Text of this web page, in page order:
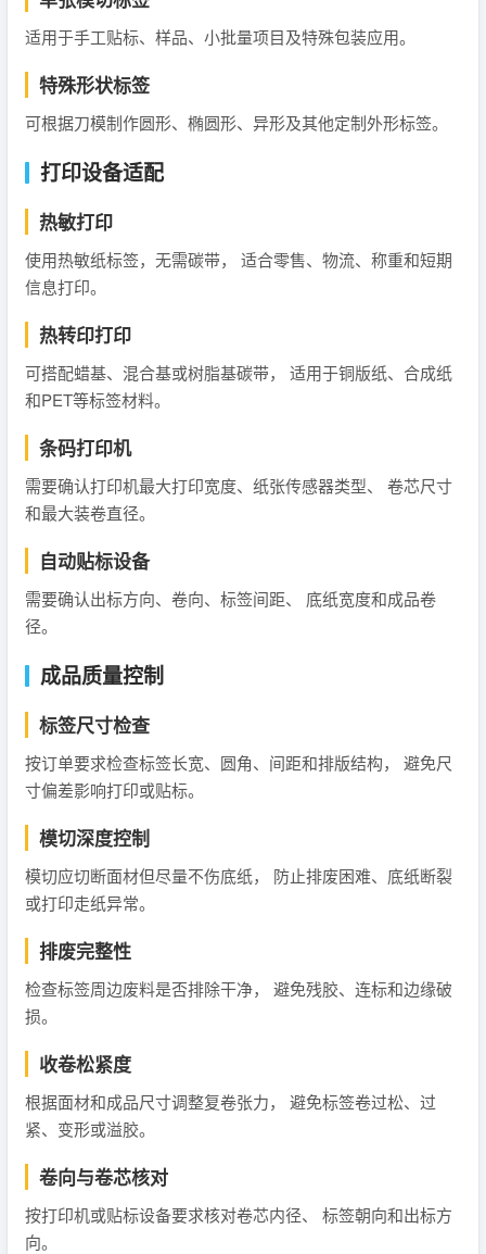
适用于手工贴标、样品、小批量项目及特殊包装应用。
特殊形状标签
可根据刀模制作圆形、椭圆形、异形及其他定制外形标签。
打印设备适配
热敏打印
使用热敏纸标签，无需碳带， 适合零售、物流、称重和短期
信息打印。
热转印打印
可搭配蜡基、混合基或树脂基碳带， 适用于铜版纸、合成纸
和PET等标签材料。
条码打印机
需要确认打印机最大打印宽度、纸张传感器类型、 卷芯尺寸
和最大装卷直径。
自动贴标设备
需要确认出标方向、卷向、标签间距、 底纸宽度和成品卷
径。
成品质量控制
标签尺寸检查
按订单要求检查标签长宽、圆角、间距和排版结构， 避免尺
寸偏差影响打印或贴标。
模切深度控制
模切应切断面材但尽量不伤底纸， 防止排废困难、底纸断裂
或打印走纸异常。
排废完整性
检查标签周边废料是否排除干净， 避免残胶、连标和边缘破
损。
收卷松紧度
根据面材和成品尺寸调整复卷张力， 避免标签卷过松、过
紧、变形或溢胶。
卷向与卷芯核对
按打印机或贴标设备要求核对卷芯内径、 标签朝向和出标方
向。